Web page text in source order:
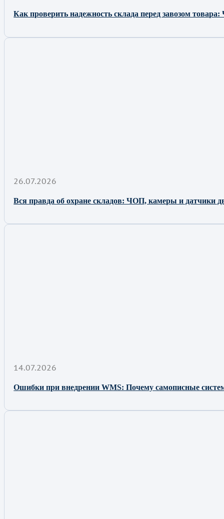
Как проверить надежность склада перед завозом товара:
26.07.2026
Вся правда об охране складов: ЧОП, камеры и датчики
14.07.2026
Ошибки при внедрении WMS: Почему самописные